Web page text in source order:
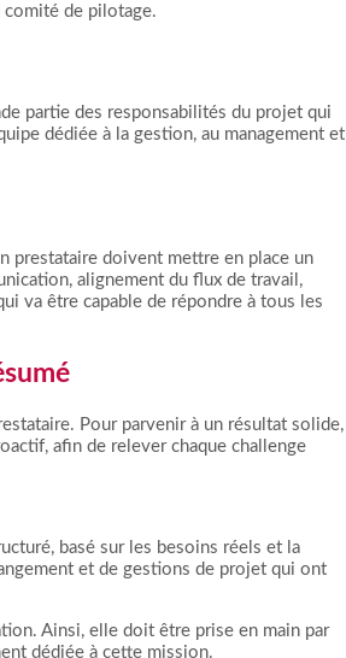
comité de pilotage.
partie des responsabilités du projet qui
dédiée à la gestion, au management et
prestataire doivent mettre en place un
alignement du flux de travail,
va être capable de répondre à tous les
Pour parvenir à un résultat solide,
afin de relever chaque challenge
basé sur les besoins réels et la
et de gestions de projet qui ont
Ainsi, elle doit être prise en main par
dédiée à cette mission.